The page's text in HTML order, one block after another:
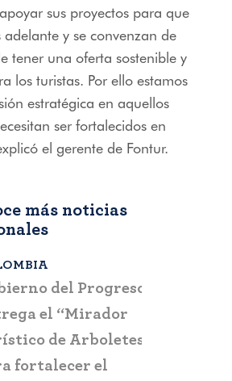
sus proyectos para que
adelante y se convenzan de
tener una oferta sostenible y
los turistas. Por ello estamos
estratégica en aquellos
ser fortalecidos en
el gerente de Fontur.
más noticias
del Progreso
el “Mirador
de Arboletes”
fortalecer el